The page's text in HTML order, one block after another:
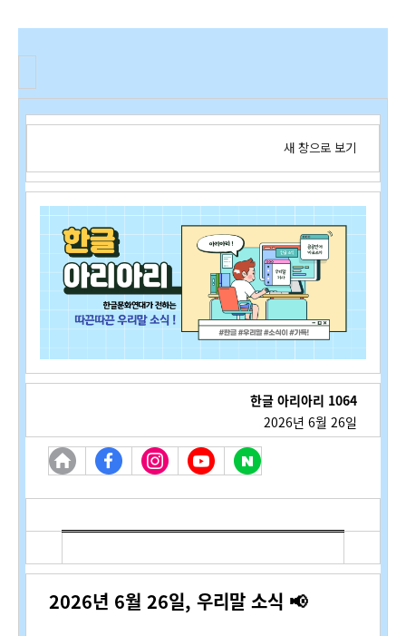
새 창으로 보기
한글 아리아리 1064
2026년 6월 26일
2026년 6월 26일, 우리말 소식 📢